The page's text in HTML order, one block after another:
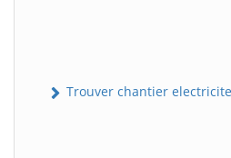
Trouver chantier